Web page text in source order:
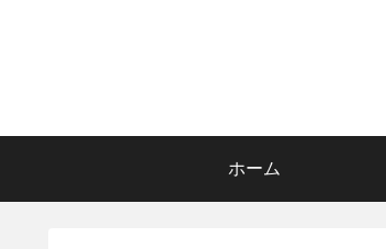
ホーム